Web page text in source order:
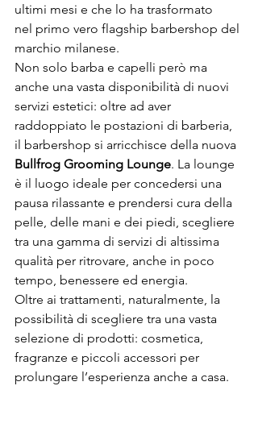
ultimi mesi e che lo ha trasformato
nel primo vero flagship barbershop del
marchio milanese.
Non solo barba e capelli però ma
anche una vasta disponibilità di nuovi
servizi estetici: oltre ad aver
raddoppiato le postazioni di barberia,
il barbershop si arricchisce della nuova
Bullfrog Grooming Lounge. La lounge
è il luogo ideale per concedersi una
pausa rilassante e prendersi cura della
pelle, delle mani e dei piedi, scegliere
tra una gamma di servizi di altissima
qualità per ritrovare, anche in poco
tempo, benessere ed energia.
Oltre ai trattamenti, naturalmente, la
possibilità di scegliere tra una vasta
selezione di prodotti: cosmetica,
fragranze e piccoli accessori per
prolungare l’esperienza anche a casa.